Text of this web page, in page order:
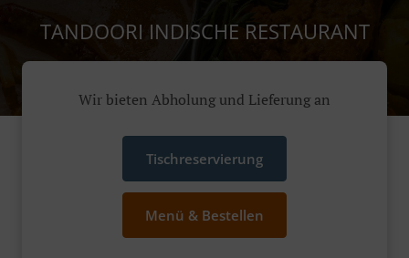
TANDOORI INDISCHE RESTAURANT
Wir bieten Abholung und Lieferung an
Tischreservierung
Menü & Bestellen